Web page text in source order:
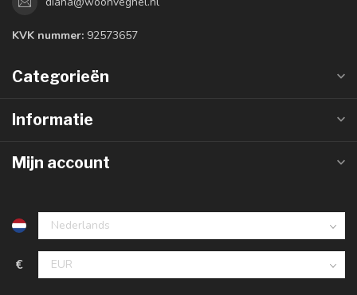
KVK nummer: 92573657
Categorieën
Informatie
Mijn account
€